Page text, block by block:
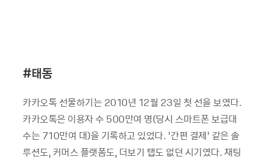
#태동
카카오톡 선물하기는 2010년 12월 23일 첫 선을 보였다.
카카오톡은 이용자 수 500만여 명(당시 스마트폰 보급대
수는 710만여 대)을 기록하고 있었다. ‘간편 결제’ 같은 솔
루션도, 커머스 플랫폼도, 더보기 탭도 없던 시기였다. 채팅